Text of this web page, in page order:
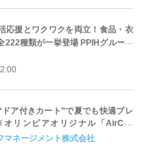
応援とワクワクを両立！食品・衣
222種類が一挙登場 PPIHグループ
8月6日(木)より順次スタート
ア付きカート”で夏でも快適プレ
ンピアオリジナル「AirCon
ト）」導入 | ＰＧＭ
マネージメント株式会社